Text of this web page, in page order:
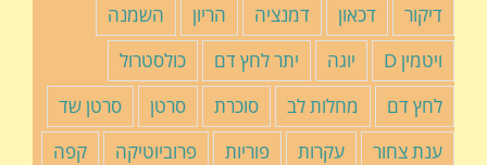
דיקור
דכאון דמנציה הריון
השמנה
ויטמין D
יוגה יתר לחץ דם
כולסטרול
לחץ דם
מחלות לב סוכרת סרטן
סרטן שד
ענת צחור
עקרות פוריות פרוביוטיקה
קפה